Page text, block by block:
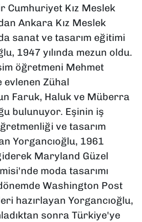
Cumhuriyet Kız Meslek
Ankara Kız Meslek
sanat ve tasarım eğitimi
1947 yılında mezun oldu.
öğretmeni Mehmet
evlenen Zühal
Faruk, Haluk ve Müberra
bulunuyor. Eşinin iş
ve tasarım
Yorgancıoğlu, 1961
Maryland Güzel
moda tasarımı
Washington Post
hazırlayan Yorgancıoğlu,
sonra Türkiye'ye